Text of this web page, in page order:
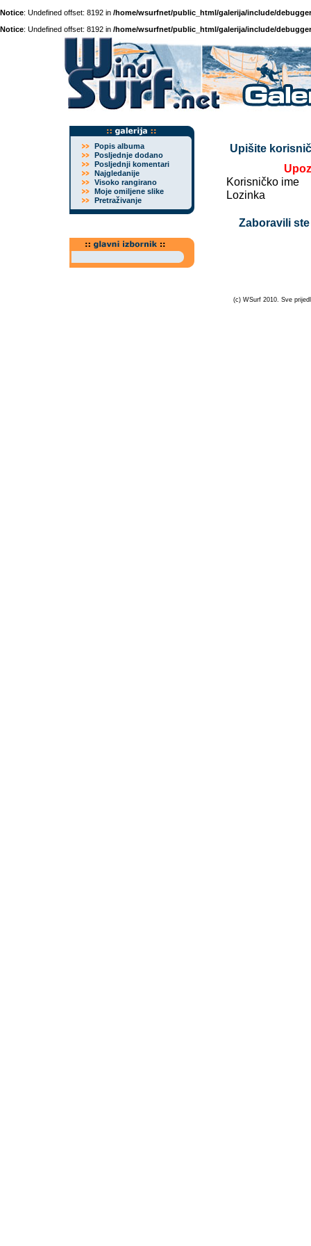
Notice: Undefined offset: 8192 in /home/wsurfnet/public_html/galerija/include/
Notice: Undefined offset: 8192 in /home/wsurfnet/public_html/galerija/include/
Popis albuma
Posljednje dodano
Posljednji komentari
Najgledanije
Visoko rangirano
Moje omiljene slike
Pretraživanje
Upišite
Korisničko ime
Lozinka
Zaboravili
(c) WSurf 2010. Sve